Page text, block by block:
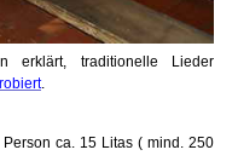
erklärt, traditionelle Lieder
.
ca. 15 Litas ( mind. 250